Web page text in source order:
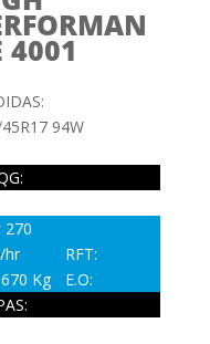
4001
94W
270
hr
RFT:
670 Kg
E.O: